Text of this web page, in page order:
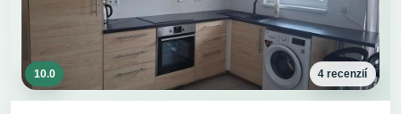
10.0 4 recenzií